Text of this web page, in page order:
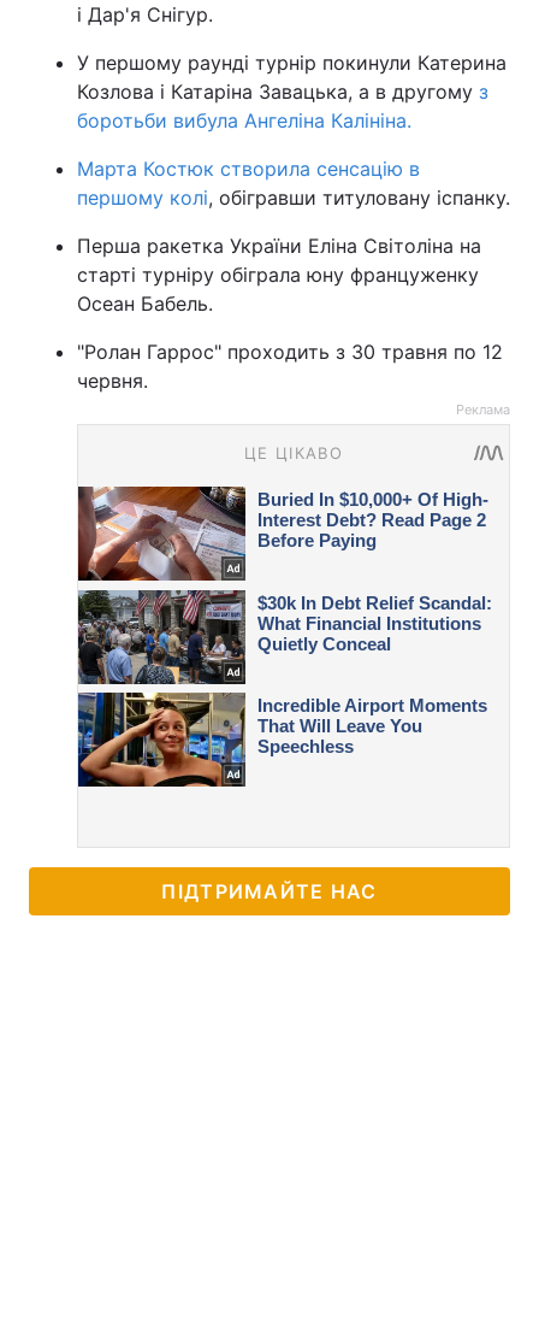
і Дар'я Снігур.
У першому раунді турнір покинули Катерина
Козлова і Катаріна Завацька, а в другому з
боротьби вибула Ангеліна Калініна.
Марта Костюк створила сенсацію в
першому колі, обігравши титуловану іспанку.
Перша ракетка України Еліна Світоліна на
старті турніру обіграла юну француженку
Осеан Бабель.
"Ролан Гаррос" проходить з 30 травня по 12
червня.
Реклама
ПІДТРИМАЙТЕ НАС